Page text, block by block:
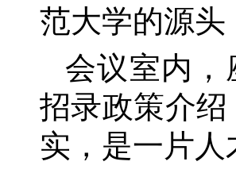
范大学的源
会议室内，
招录政策介
实，是一片